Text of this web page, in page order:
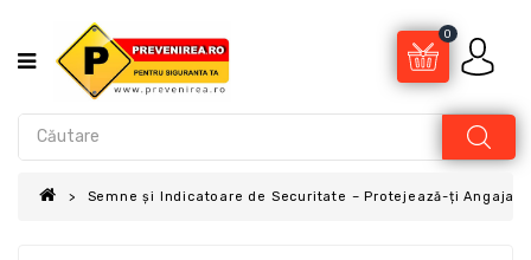
0
Semne și Indicatoare de Securitate – Protejează-ți